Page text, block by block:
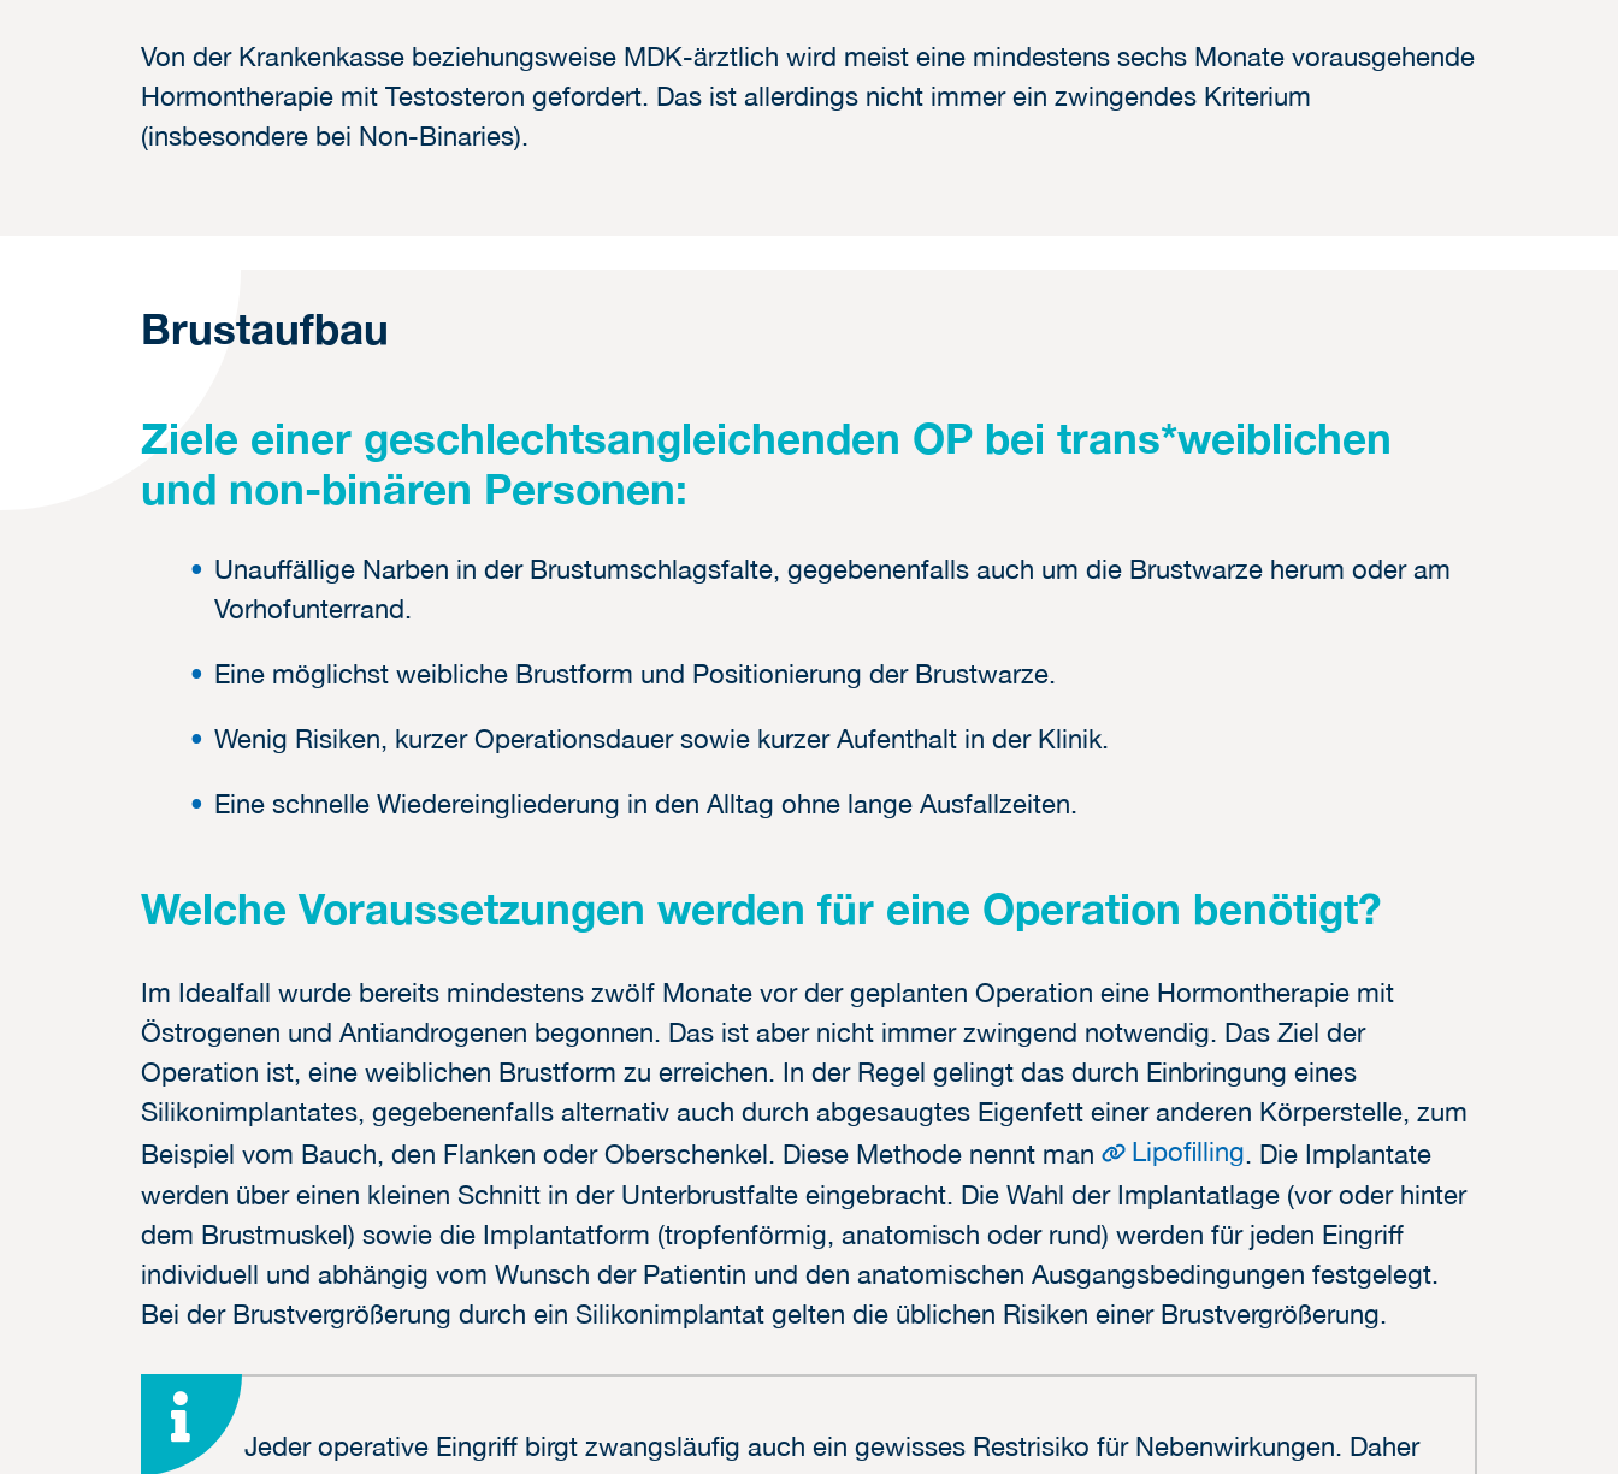
Von der Krankenkasse beziehungsweise MDK-ärztlich wird meist eine mindestens sechs Monate vorausgehende
Hormontherapie mit Testosteron gefordert. Das ist allerdings nicht immer ein zwingendes Kriterium
(insbesondere bei Non-Binaries).
Brustaufbau
Ziele einer geschlechtsangleichenden OP bei trans*weiblichen
und non-binären Personen:
Unauffällige Narben in der Brustumschlagsfalte, gegebenenfalls auch um die Brustwarze herum oder am
Vorhofunterrand.
Eine möglichst weibliche Brustform und Positionierung der Brustwarze.
Wenig Risiken, kurzer Operationsdauer sowie kurzer Aufenthalt in der Klinik.
Eine schnelle Wiedereingliederung in den Alltag ohne lange Ausfallzeiten.
Welche Voraussetzungen werden für eine Operation benötigt?
Im Idealfall wurde bereits mindestens zwölf Monate vor der geplanten Operation eine Hormontherapie mit
Östrogenen und Antiandrogenen begonnen. Das ist aber nicht immer zwingend notwendig. Das Ziel der
Operation ist, eine weiblichen Brustform zu erreichen. In der Regel gelingt das durch Einbringung eines
Silikonimplantates, gegebenenfalls alternativ auch durch abgesaugtes Eigenfett einer anderen Körperstelle, zum
Beispiel vom Bauch, den Flanken oder Oberschenkel. Diese Methode nennt man
Lipofilling. Die Implantate
werden über einen kleinen Schnitt in der Unterbrustfalte eingebracht. Die Wahl der Implantatlage (vor oder hinter
dem Brustmuskel) sowie die Implantatform (tropfenförmig, anatomisch oder rund) werden für jeden Eingriff
individuell und abhängig vom Wunsch der Patientin und den anatomischen Ausgangsbedingungen festgelegt.
Bei der Brustvergrößerung durch ein Silikonimplantat gelten die üblichen Risiken einer Brustvergrößerung.
Jeder operative Eingriff birgt zwangsläufig auch ein gewisses Restrisiko für Nebenwirkungen. Daher